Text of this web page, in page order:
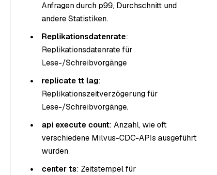
Anfragen durch p99, Durchschnitt und
andere Statistiken.
Replikationsdatenrate:
Replikationsdatenrate für
Lese-/Schreibvorgänge
replicate tt lag:
Replikationszeitverzögerung für
Lese-/Schreibvorgänge.
api execute count: Anzahl, wie oft
verschiedene Milvus-CDC-APIs ausgeführt
wurden
center ts: Zeitstempel für